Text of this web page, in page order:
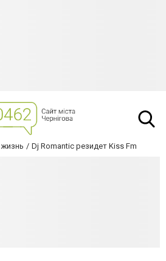
Dj Romantic резидет Kiss Fm